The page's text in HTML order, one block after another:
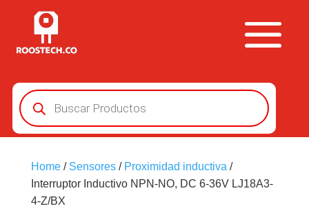
Búsqueda
de
productos
Home/ Sensores/ Proximidad inductiva /
Interruptor Inductivo NPN-NO, DC 6-36V LJ18A3-
4-Z/BX